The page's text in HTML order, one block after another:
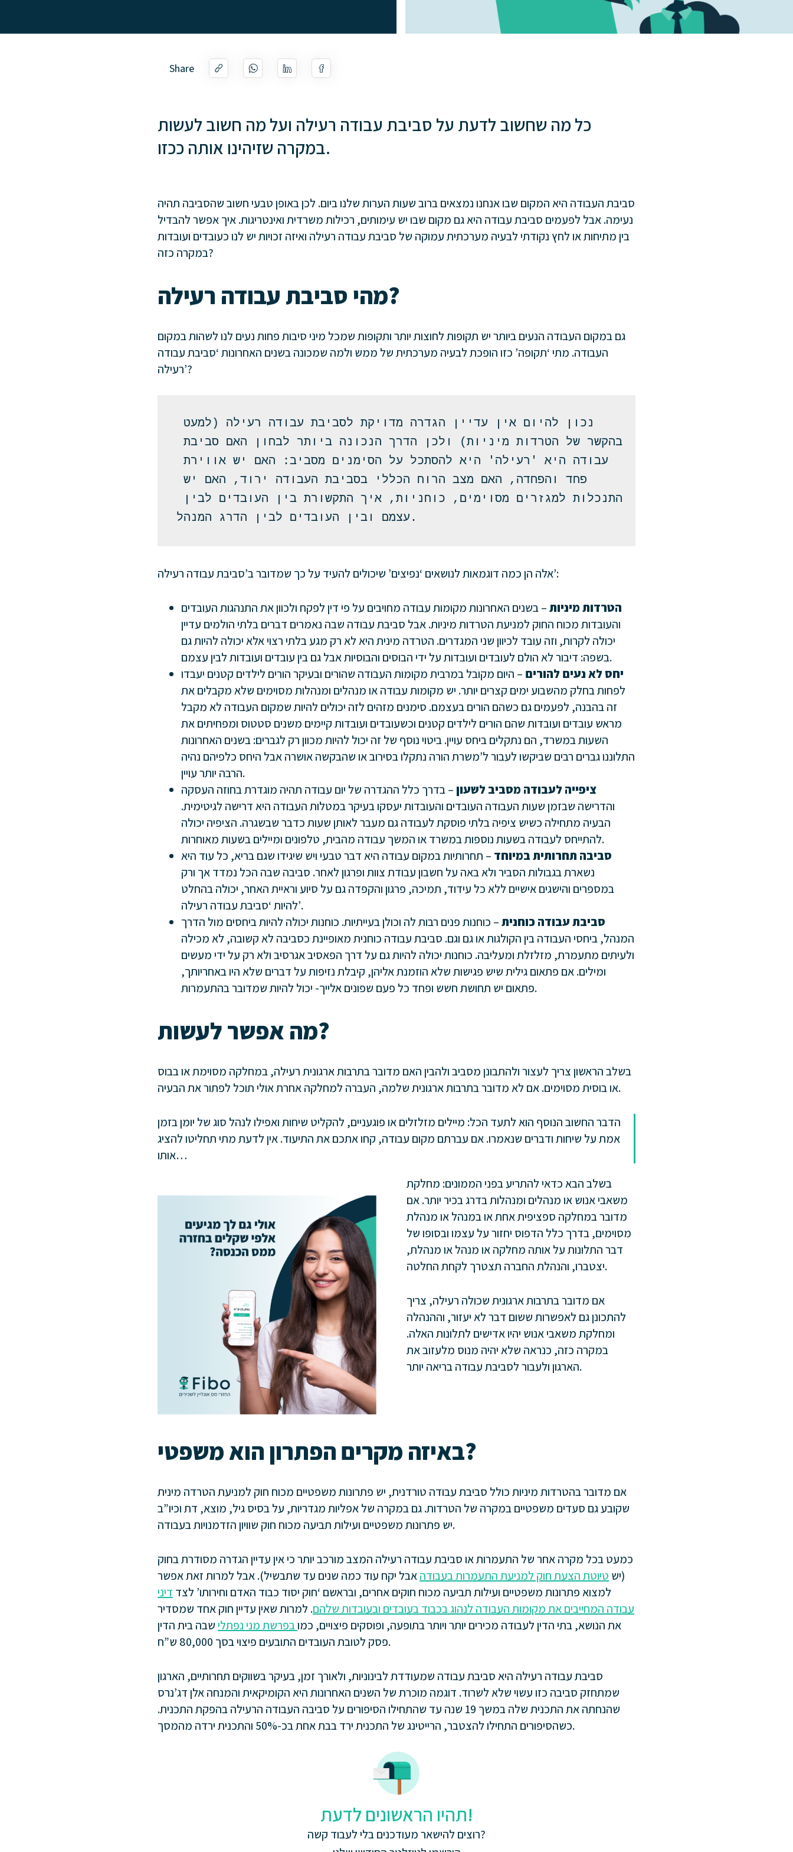
Share
כל מה שחשוב לדעת על סביבת עבודה רעילה ועל מה חשוב לעשות
במקרה שזיהינו אותה ככזו.
סביבת העבודה היא המקום שבו אנחנו נמצאים ברוב שעות הערות שלנו ביום. לכן באופן טבעי חשוב שהסביבה תהיה
נעימה. אבל לפעמים סביבת עבודה היא גם מקום שבו יש עימותים, רכילות משרדית ואינטריגות. איך אפשר להבדיל
בין מתיחות או לחץ נקודתי לבעיה מערכתית עמוקה של סביבת עבודה רעילה ואיזה זכויות יש לנו כעובדים ועובדות
במקרה כזה?
מהי סביבת עבודה רעילה?
גם במקום העבודה הנעים ביותר יש תקופות לחוצות יותר ותקופות שמכל מיני סיבות פחות נעים לנו לשהות במקום
העבודה. מתי ‘תקופה’ כזו הופכת לבעיה מערכתית של ממש ולמה שמכונה בשנים האחרונות ‘סביבת עבודה
רעילה’?
עצמם ובין העובדים לבין הדרג המנהל.
אלה הן כמה דוגמאות לנושאים ‘נפיצים’ שיכולים להעיד על כך שמדובר ב’סביבת עבודה רעילה’:
הטרדות מיניות– בשנים האחרונות מקומות עבודה מחויבים על פי דין לפקח ולכוון את התנהגות העובדים
והעובדות מכוח החוק למניעת הטרדות מיניות. אבל סביבת עבודה שבה נאמרים דברים בלתי הולמים עדיין
יכולה לקרות, וזה עובד לכיוון שני המגדרים. הטרדה מינית היא לא רק מגע בלתי רצוי אלא יכולה להיות גם
בשפה: דיבור לא הולם לעובדים ועובדות על ידי הבוסים והבוסיות אבל גם בין עובדים ועובדות לבין עצמם.
יחס לא נעים להורים – היום מקובל במרבית מקומות העבודה שהורים ובעיקר הורים לילדים קטנים יעבדו
לפחות בחלק מהשבוע ימים קצרים יותר. יש מקומות עבודה או מנהלים ומנהלות מסוימים שלא מקבלים את
זה בהבנה, לפעמים גם כשהם הורים בעצמם. סימנים מזהים לזה יכולים להיות שמקום העבודה לא מקבל
מראש עובדים ועובדות שהם הורים לילדים קטנים וכשעובדים ועובדות קיימים משנים סטטוס ומפחיתים את
השעות במשרד, הם נתקלים ביחס עויין. ביטוי נוסף של זה יכול להיות מכוון רק לגברים: בשנים האחרונות
התלוננו גברים רבים שביקשו לעבור ל’משרת הורה נתקלו בסירוב או שהבקשה אושרה אבל היחס כלפיהם נהיה
הרבה יותר עויין.
ציפייה לעבודה מסביב לשעון– בדרך כלל ההגדרה של יום עבודה תהיה מוגדרת בחוזה העסקה
והדרישה שבזמן שעות העבודה העובדים והעובדות יעסקו בעיקר במטלות העבודה היא דרישה לגיטימית.
הבעיה מתחילה כשיש ציפיה בלתי פוסקת לעבודה גם מעבר לאותן שעות כדבר שבשגרה. הציפיה יכולה
להתייחס לעבודה בשעות נוספות במשרד או המשך עבודה מהבית, טלפונים ומיילים בשעות מאוחרות.
סביבה תחרותית במיוחד – תחרותיות במקום עבודה היא דבר טבעי ויש שיגידו שגם בריא, כל עוד היא
נשארת בגבולות הסביר ולא באה על חשבון עבודת צוות ופרגון לאחר. סביבה שבה הכל נמדד אך ורק
במספרים והישגים אישיים ללא כל עידוד, תמיכה, פרגון והקפדה גם על סיוע וראיית האחר, יכולה בהחלט
להיות ‘סביבת עבודה רעילה’.
סביבת עבודה כוחנית– כוחנות פנים רבות לה וכולן בעייתיות. כוחנות יכולה להיות ביחסים מול הדרך
המנהל, ביחסי העבודה בין הקולגות או גם וגם. סביבת עבודה כוחנית מאופיינת כסביבה לא קשובה, לא מכילה
ולעיתים מתעמרת, מזלזלת ומעליבה. כוחנות יכולה להיות גם על דרך הפאסיב אגרסיב ולא רק על ידי מעשים
ומילים. אם פתאום גילית שיש פגישות שלא הוזמנת אליהן, קיבלת נזיפות על דברים שלא היו באחריותך,
פתאום יש תחושת חשש ופחד כל פעם שפונים אלייך- יכול להיות שמדובר בהתעמרות.
מה אפשר לעשות?
בשלב הראשון צריך לעצור ולהתבונן מסביב ולהבין האם מדובר בתרבות ארגונית רעילה, במחלקה מסוימת או בבוס
או בוסית מסוימים. אם לא מדובר בתרבות ארגונית שלמה, העברה למחלקה אחרת אולי תוכל לפתור את הבעיה.
הדבר החשוב הנוסף הוא לתעד הכל: מיילים מזלזלים או פוגעניים, להקליט שיחות ואפילו לנהל סוג של יומן בזמן
אמת על שיחות ודברים שנאמרו. אם עברתם מקום עבודה, קחו אתכם את התיעוד. אין לדעת מתי תחליטו להציג
אותו…
בשלב הבא כדאי להתריע בפני הממונים: מחלקת
משאבי אנוש או מנהלים ומנהלות בדרג בכיר יותר. אם
מדובר במחלקה ספציפית אחת או במנהל או מנהלת
מסוימים, בדרך כלל הדפוס יחזור על עצמו ובסופו של
דבר התלונות על אותה מחלקה או מנהל או מנהלת,
יצטברו, והנהלת החברה תצטרך לקחת החלטה.
אם מדובר בתרבות ארגונית שכולה רעילה, צריך
להתכונן גם לאפשרות ששום דבר לא יעזור, וההנהלה
ומחלקת משאבי אנוש יהיו אדישים לתלונות האלה.
במקרה כזה, כנראה שלא יהיה מנוס מלעזוב את
הארגון ולעבור לסביבת עבודה בריאה יותר.
באיזה מקרים הפתרון הוא משפטי?
אם מדובר בהטרדות מיניות כולל סביבת עבודה טורדנית, יש פתרונות משפטיים מכוח חוק למניעת הטרדה מינית
שקובע גם סעדים משפטיים במקרה של הטרדות. גם במקרה של אפליות מגדריות, על בסיס גיל, מוצא, דת וכיו”ב
יש פתרונות משפטיים ועילות תביעה מכוח חוק שוויון הזדמנויות בעבודה.
כמעט בכל מקרה אחר של התעמרות או סביבת עבודה רעילה המצב מורכב יותר כי אין עדיין הגדרה מסודרת בחוק
(יש טיוטת הצעת חוק למניעת התעמרות בעבודהאבל יקח עוד כמה שנים עד שתבשיל). אבל למרות זאת אפשר
למצוא פתרונות משפטיים ועילות תביעה מכוח חוקים אחרים, ובראשם ‘חוק יסוד כבוד האדם וחירותו’ לצד דיני
עבודה המחייבים את מקומות העבודה לנהוג בכבוד בעובדים ובעובדות שלהם. למרות שאין עדיין חוק אחד שמסדיר
את הנושא, בתי הדין לעבודה מכירים יותר ויותר בתופעה, ופוסקים פיצויים, כמובפרשת מני נפתלישבה בית הדין
פסק לטובת העובדים התובעים פיצוי בסך 80,000 ש”ח.
סביבת עבודה רעילה היא סביבת עבודה שמעודדת לבינוניות, ולאורך זמן, בעיקר בשווקים תחרותיים, הארגון
שמתחזק סביבה כזו עשוי שלא לשרוד. דוגמה מוכרת של השנים האחרונות היא הקומיקאית והמנחה אלן דג’נרס
שהנחתה את התכנית שלה במשך 19 שנה עד שהתחילו הסיפורים על סביבה העבודה הרעילה בהפקת התכנית.
כשהסיפורים התחילו להצטבר, הרייטינג של התכנית ירד בבת אחת בכ-50% והתכנית ירדה מהמסך.
תהיו הראשונים לדעת!
רוצים להישאר מעודכנים בלי לעבוד קשה?